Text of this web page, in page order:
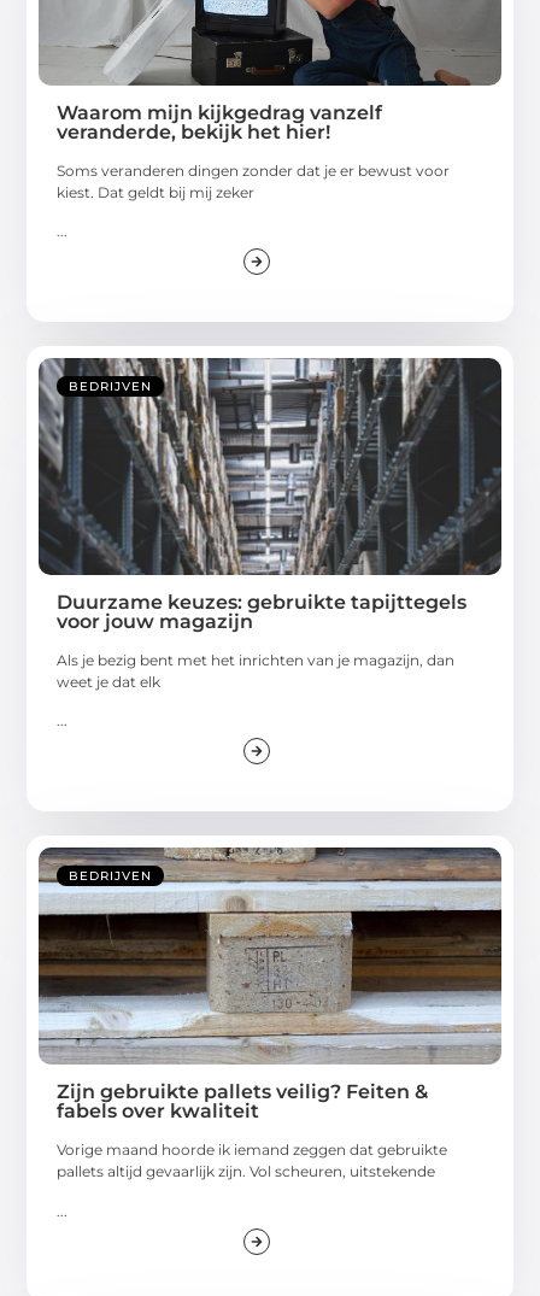
Waarom mijn kijkgedrag vanzelf
veranderde, bekijk het hier!
Soms veranderen dingen zonder dat je er bewust voor
kiest. Dat geldt bij mij zeker
...
BEDRIJVEN
Duurzame keuzes: gebruikte tapijttegels
voor jouw magazijn
Als je bezig bent met het inrichten van je magazijn, dan
weet je dat elk
...
BEDRIJVEN
Zijn gebruikte pallets veilig? Feiten &
fabels over kwaliteit
Vorige maand hoorde ik iemand zeggen dat gebruikte
pallets altijd gevaarlijk zijn. Vol scheuren, uitstekende